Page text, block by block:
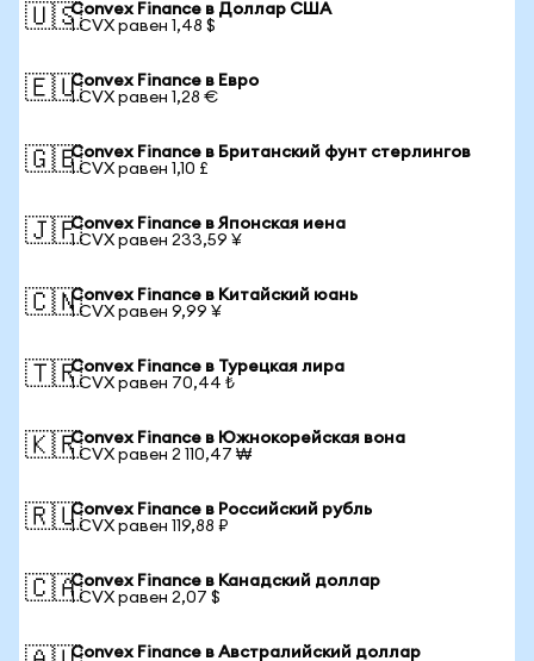
🇺🇸Convex Finance в Доллар США
1 CVX равен 1,48 $
🇪🇺Convex Finance в Евро
1 CVX равен 1,28 €
🇬🇧Convex Finance в Британский фунт стерлингов
1 CVX равен 1,10 £
🇯🇵Convex Finance в Японская иена
1 CVX равен 233,59 ¥
🇨🇳Convex Finance в Китайский юань
1 CVX равен 9,99 ¥
🇹🇷Convex Finance в Турецкая лира
1 CVX равен 70,44 ₺
🇰🇷Convex Finance в Южнокорейская вона
1 CVX равен 2 110,47 ₩
🇷🇺Convex Finance в Российский рубль
1 CVX равен 119,88 ₽
🇨🇦Convex Finance в Канадский доллар
1 CVX равен 2,07 $
Convex Finance в Австралийский доллар